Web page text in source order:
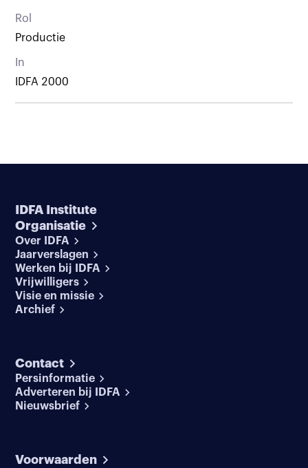
Rol
Productie
In
IDFA 2000
IDFA Institute
Organisatie
Over IDFA
Jaarverslagen
Werken bij IDFA
Vrijwilligers
Visie en missie
Archief
Contact
Persinformatie
Adverteren bij IDFA
Nieuwsbrief
Voorwaarden